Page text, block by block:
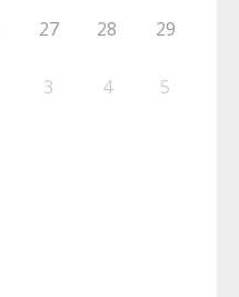
27 28 29
3 4 5